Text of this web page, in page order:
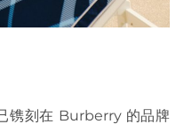
镌刻在 Burberry 的品牌